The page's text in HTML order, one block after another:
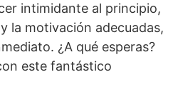
intimidante al principio,
la motivación adecuadas,
¿A qué esperas?
este fantástico